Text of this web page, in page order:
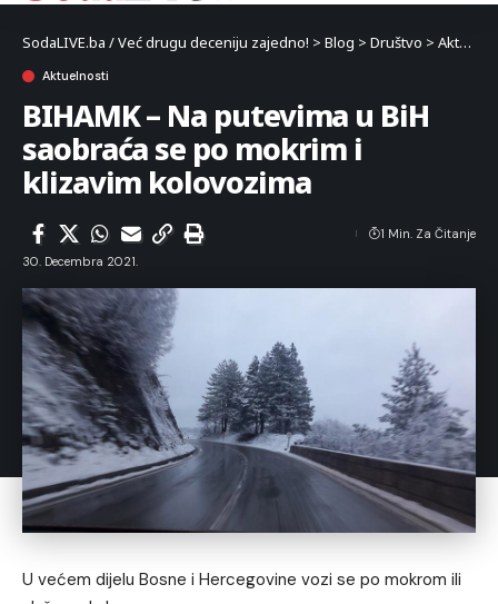
SodaLIVE.ba / Već drugu deceniju zajedno! > Blog > Društvo > Aktuelnosti
Aktuelnosti
BIHAMK – Na putevima u BiH
saobraća se po mokrim i
klizavim kolovozima
30. Decembra 2021.
1 Min. Za Čitanje
U većem dijelu Bosne i Hercegovine vozi se po mokrom ili